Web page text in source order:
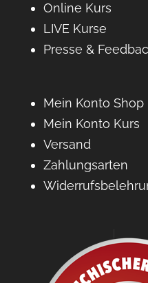
Online Kurs
LIVE Kurse
Presse &
Mein Konto Shop
Mein Konto Kurs
Versand
Zahlungsarten